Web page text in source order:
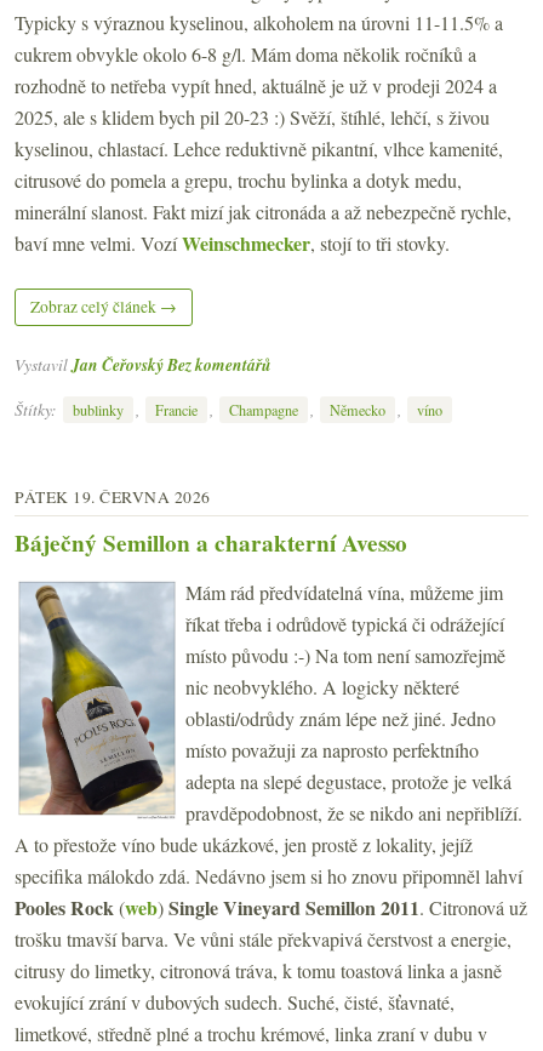
Typicky s výraznou kyselinou, alkoholem na úrovni 11-11.5% a
cukrem obvykle okolo 6-8 g/l. Mám doma několik ročníků a
rozhodně to netřeba vypít hned, aktuálně je už v prodeji 2024 a
2025, ale s klidem bych pil 20-23 :) Svěží, štíhlé, lehčí, s živou
kyselinou, chlastací. Lehce reduktivně pikantní, vlhce kamenité,
citrusové do pomela a grepu, trochu bylinka a dotyk medu,
minerální slanost. Fakt mizí jak citronáda a až nebezpečně rychle,
baví mne velmi. VozíWeinschmecker, stojí to tři stovky.
Zobraz celý článek →
VystavilJan ČeřovskýBez komentářů
Štítky:
bublinky , Francie , Champagne , Německo , víno
PÁTEK 19. ČERVNA 2026
Báječný Semillon a charakterní Avesso
Mám rád předvídatelná vína, můžeme jim
říkat třeba i odrůdově typická či odrážející
místo původu :-) Na tom není samozřejmě
nic neobvyklého. A logicky některé
oblasti/odrůdy znám lépe než jiné. Jedno
místo považuji za naprosto perfektního
adepta na slepé degustace, protože je velká
pravděpodobnost, že se nikdo ani nepřiblíží.
A to přestože víno bude ukázkové, jen prostě z lokality, jejíž
specifika málokdo zdá. Nedávno jsem si ho znovu připomněl lahví
Pooles Rock(web)Single Vineyard Semillon 2011. Citronová už
trošku tmavší barva. Ve vůni stále překvapivá čerstvost a energie,
citrusy do limetky, citronová tráva, k tomu toastová linka a jasně
evokující zrání v dubových sudech. Suché, čisté, šťavnaté,
limetkové, středně plné a trochu krémové, linka zraní v dubu v